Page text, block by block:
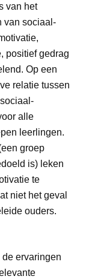
van het
van sociaal-
positief gedrag
Op een
relatie tussen
alle
leerlingen.
groep
is) leken
te
niet het geval
ouders.
ervaringen